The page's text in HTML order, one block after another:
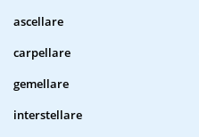
ascellare
carpellare
gemellare
interstellare